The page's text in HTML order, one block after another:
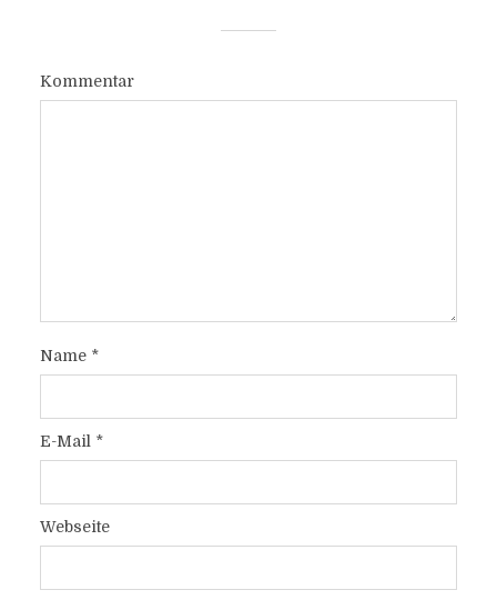
Kommentar
Name*
E-Mail *
Webseite